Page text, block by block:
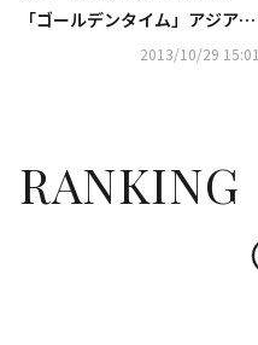
「ゴールデンタイム」アジア太
平洋放送連合の受賞式で最優秀
2013/10/29 15:01
RANKING